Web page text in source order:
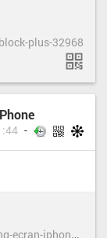
plus-32968
h
ttp://www.gizmodo.fr/2014/07/24/samsung-ecran-iphone.html